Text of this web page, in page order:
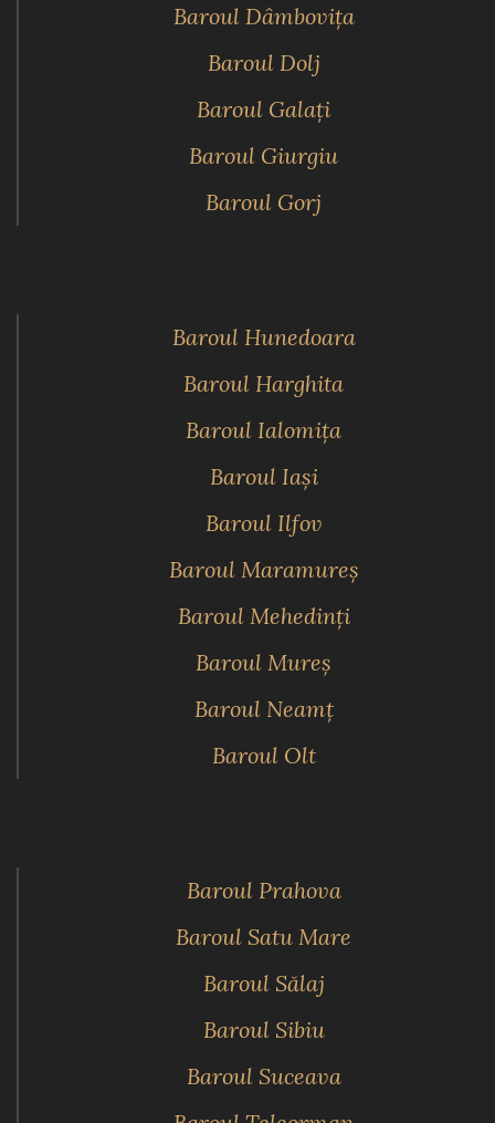
Baroul Dâmboviţa
Baroul Dolj
Baroul Galaţi
Baroul Giurgiu
Baroul Gorj
Baroul Hunedoara
Baroul Harghita
Baroul Ialomiţa
Baroul Iaşi
Baroul Ilfov
Baroul Maramureş
Baroul Mehedinţi
Baroul Mureş
Baroul Neamţ
Baroul Olt
Baroul Prahova
Baroul Satu Mare
Baroul Sălaj
Baroul Sibiu
Baroul Suceava